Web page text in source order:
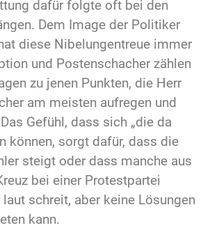
dafür folgte oft bei den
Dem Image der Politiker
diese Nibelungentreue immer
und Postenschacher zählen
zu jenen Punkten, die Herr
am meisten aufregen und
Gefühl, dass sich „die da
können, sorgt dafür, dass die
steigt oder dass manche aus
bei einer Protestpartei
schreit, aber keine Lösungen
kann.